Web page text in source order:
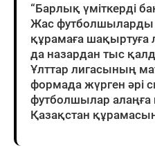
“Барлық үміткерді
Жас футболшыларды
құрамаға
да назардан тыс
Ұлттар лигасының
формада жүрген әрі
футболшылар алаңға
Қазақстан